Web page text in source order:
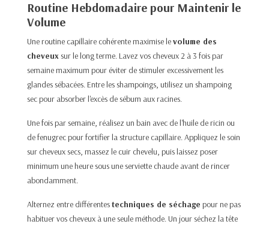
Routine Hebdomadaire pour Maintenir le
Volume
Une routine capillaire cohérente maximise levolume des
cheveux sur le long terme. Lavez vos cheveux 2 à 3 fois par
semaine maximum pour éviter de stimuler excessivement les
glandes sébacées. Entre les shampoings, utilisez un shampoing
sec pour absorber l'excès de sébum aux racines.
Une fois par semaine, réalisez un bain avec de l'huile de ricin ou
de fenugrec pour fortifier la structure capillaire. Appliquez le soin
sur cheveux secs, massez le cuir chevelu, puis laissez poser
minimum une heure sous une serviette chaude avant de rincer
abondamment.
Alternez entre différentestechniques de séchage pour ne pas
habituer vos cheveux à une seule méthode. Un jour séchez la tête